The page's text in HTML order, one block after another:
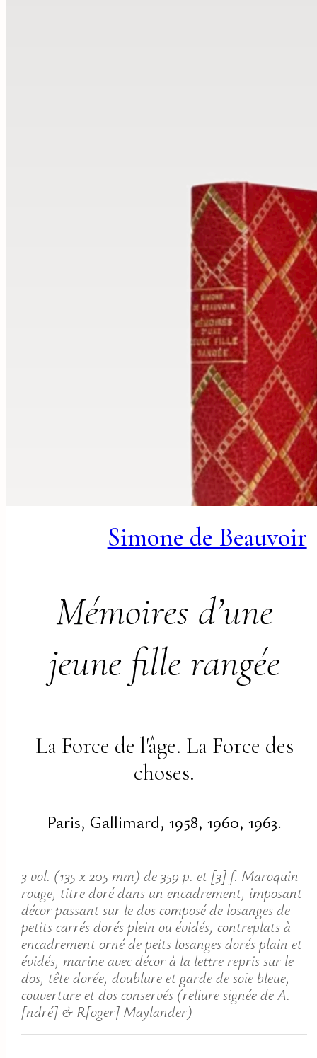
Simone de Beauvoir
Mémoires d’une
jeune fille rangée
La Force de l'âge. La Force des
choses.
Paris, Gallimard, 1958, 1960, 1963.
3 vol. (135 x 205 mm) de 359 p. et [3] f. Maroquin
rouge, titre doré dans un encadrement, imposant
décor passant sur le dos composé de losanges de
petits carrés dorés plein ou évidés, contreplats à
encadrement orné de peits losanges dorés plain et
évidés, marine avec décor à la lettre repris sur le
dos, tête dorée, doublure et garde de soie bleue,
couverture et dos conservés (reliure signée de A.
[ndré] & R[oger] Maylander)